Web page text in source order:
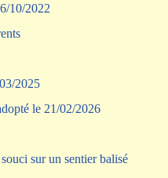
10/2022
2025
le 21/02/2026
sur un sentier balisé